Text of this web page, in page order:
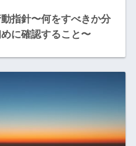
指針〜何をすべきか分
に確認すること〜